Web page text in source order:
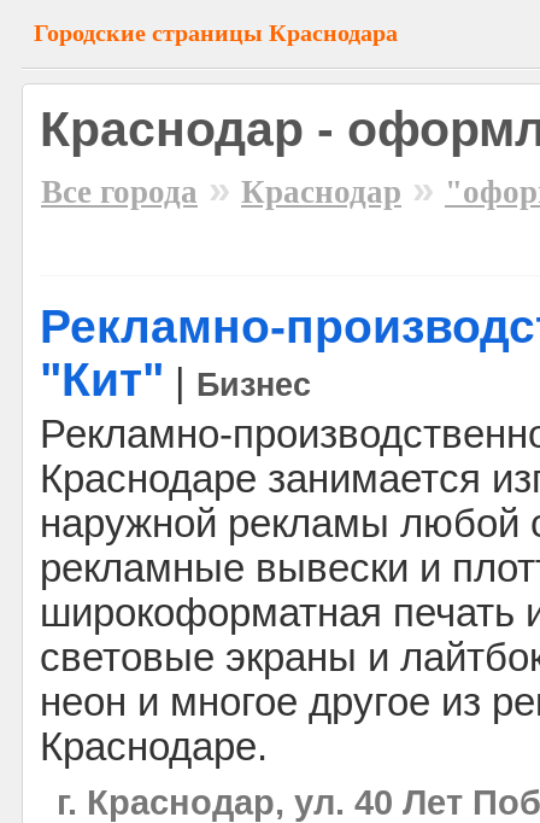
Городские страницы Краснодара
Краснодар -
Все города » Краснодар »
Рекламно-
"Кит"
Бизнес
Рекламно-
Краснодаре занимается
наружной рекламы любой
рекламные вывески и
широкоформатная
световые экраны и
неон и многое другое из
Краснодаре.
г. Краснодар, ул. 40 Лет